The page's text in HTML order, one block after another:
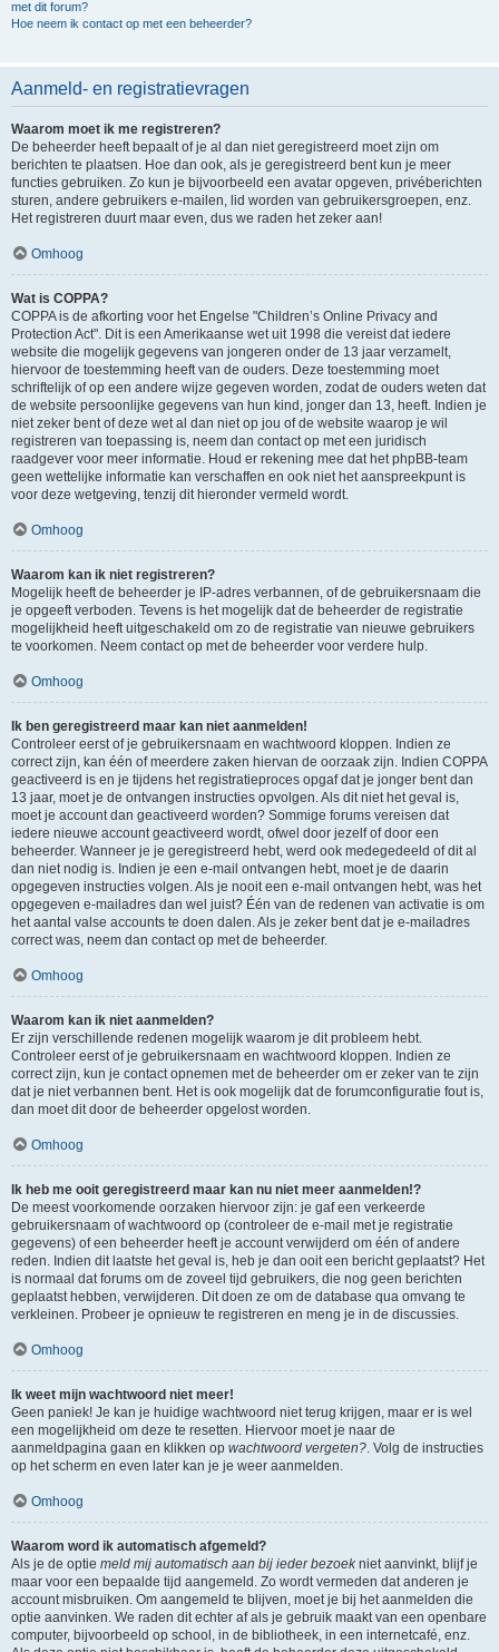
met dit forum?
Hoe neem ik contact op met een beheerder?
Aanmeld- en registratievragen
Waarom moet ik me registreren?
De beheerder heeft bepaalt of je al dan niet geregistreerd moet zijn om
berichten te plaatsen. Hoe dan ook, als je geregistreerd bent kun je meer
functies gebruiken. Zo kun je bijvoorbeeld een avatar opgeven, privéberichten
sturen, andere gebruikers e-mailen, lid worden van gebruikersgroepen, enz.
Het registreren duurt maar even, dus we raden het zeker aan!
Omhoog
Wat is COPPA?
COPPA is de afkorting voor het Engelse "Children’s Online Privacy and
Protection Act". Dit is een Amerikaanse wet uit 1998 die vereist dat iedere
website die mogelijk gegevens van jongeren onder de 13 jaar verzamelt,
hiervoor de toestemming heeft van de ouders. Deze toestemming moet
schriftelijk of op een andere wijze gegeven worden, zodat de ouders weten dat
de website persoonlijke gegevens van hun kind, jonger dan 13, heeft. Indien je
niet zeker bent of deze wet al dan niet op jou of de website waarop je wil
registreren van toepassing is, neem dan contact op met een juridisch
raadgever voor meer informatie. Houd er rekening mee dat het phpBB-team
geen wettelijke informatie kan verschaffen en ook niet het aanspreekpunt is
voor deze wetgeving, tenzij dit hieronder vermeld wordt.
Omhoog
Waarom kan ik niet registreren?
Mogelijk heeft de beheerder je IP-adres verbannen, of de gebruikersnaam die
je opgeeft verboden. Tevens is het mogelijk dat de beheerder de registratie
mogelijkheid heeft uitgeschakeld om zo de registratie van nieuwe gebruikers
te voorkomen. Neem contact op met de beheerder voor verdere hulp.
Omhoog
Ik ben geregistreerd maar kan niet aanmelden!
Controleer eerst of je gebruikersnaam en wachtwoord kloppen. Indien ze
correct zijn, kan één of meerdere zaken hiervan de oorzaak zijn. Indien COPPA
geactiveerd is en je tijdens het registratieproces opgaf dat je jonger bent dan
13 jaar, moet je de ontvangen instructies opvolgen. Als dit niet het geval is,
moet je account dan geactiveerd worden? Sommige forums vereisen dat
iedere nieuwe account geactiveerd wordt, ofwel door jezelf of door een
beheerder. Wanneer je je geregistreerd hebt, werd ook medegedeeld of dit al
dan niet nodig is. Indien je een e-mail ontvangen hebt, moet je de daarin
opgegeven instructies volgen. Als je nooit een e-mail ontvangen hebt, was het
opgegeven e-mailadres dan wel juist? Één van de redenen van activatie is om
het aantal valse accounts te doen dalen. Als je zeker bent dat je e-mailadres
correct was, neem dan contact op met de beheerder.
Omhoog
Waarom kan ik niet aanmelden?
Er zijn verschillende redenen mogelijk waarom je dit probleem hebt.
Controleer eerst of je gebruikersnaam en wachtwoord kloppen. Indien ze
correct zijn, kun je contact opnemen met de beheerder om er zeker van te zijn
dat je niet verbannen bent. Het is ook mogelijk dat de forumconfiguratie fout is,
dan moet dit door de beheerder opgelost worden.
Omhoog
Ik heb me ooit geregistreerd maar kan nu niet meer aanmelden!?
De meest voorkomende oorzaken hiervoor zijn: je gaf een verkeerde
gebruikersnaam of wachtwoord op (controleer de e-mail met je registratie
gegevens) of een beheerder heeft je account verwijderd om één of andere
reden. Indien dit laatste het geval is, heb je dan ooit een bericht geplaatst? Het
is normaal dat forums om de zoveel tijd gebruikers, die nog geen berichten
geplaatst hebben, verwijderen. Dit doen ze om de database qua omvang te
verkleinen. Probeer je opnieuw te registreren en meng je in de discussies.
Omhoog
Ik weet mijn wachtwoord niet meer!
Geen paniek! Je kan je huidige wachtwoord niet terug krijgen, maar er is wel
een mogelijkheid om deze te resetten. Hiervoor moet je naar de
aanmeldpagina gaan en klikken op wachtwoord vergeten?. Volg de instructies
op het scherm en even later kan je je weer aanmelden.
Omhoog
Waarom word ik automatisch afgemeld?
Als je de optie meld mij automatisch aan bij ieder bezoekniet aanvinkt, blijf je
maar voor een bepaalde tijd aangemeld. Zo wordt vermeden dat anderen je
account misbruiken. Om aangemeld te blijven, moet je bij het aanmelden die
optie aanvinken. We raden dit echter af als je gebruik maakt van een openbare
computer, bijvoorbeeld op school, in de bibliotheek, in een internetcafé, enz.